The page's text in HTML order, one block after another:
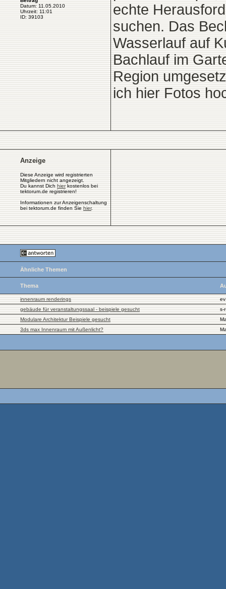
Datum: 11.05.2010
Uhrzeit: 11:01
ID: 39103
echte
suchen. Das
Wasserlauf auf
Bachlauf im
Region
ich hier Fotos
Anzeige
Diese Anzeige wird registrierten
Mitgliedern nicht angezeigt.
Du kannst Dich hierkostenlos bei
tektorum.de registrieren!
Informationen zur Anzeigenschaltung
bei tektorum.de finden Sie hier.
Ähnliche Themen
Thema
innenraum renderings
gebäude für veranstaltungssaal - beispiele gesucht
s-
Modulare Architektur Beispiele gesucht
3ds max Innenraum mit Außenlicht?